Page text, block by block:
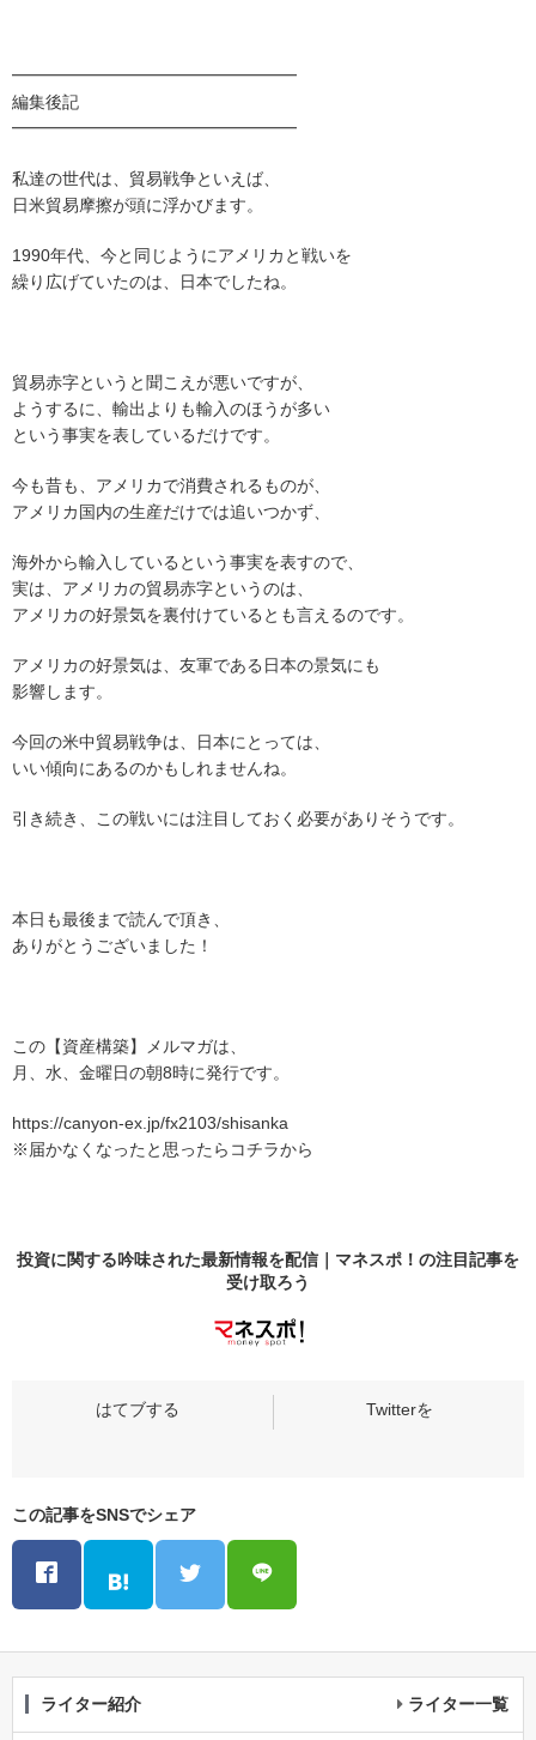
━━━━━━━━━━━━━━━━━
編集後記
━━━━━━━━━━━━━━━━━
私達の世代は、貿易戦争といえば、
日米貿易摩擦が頭に浮かびます。
1990年代、今と同じようにアメリカと戦いを
繰り広げていたのは、日本でしたね。
貿易赤字というと聞こえが悪いですが、
ようするに、輸出よりも輸入のほうが多い
という事実を表しているだけです。
今も昔も、アメリカで消費されるものが、
アメリカ国内の生産だけでは追いつかず、
海外から輸入しているという事実を表すので、
実は、アメリカの貿易赤字というのは、
アメリカの好景気を裏付けているとも言えるのです。
アメリカの好景気は、友軍である日本の景気にも
影響します。
今回の米中貿易戦争は、日本にとっては、
いい傾向にあるのかもしれませんね。
引き続き、この戦いには注目しておく必要がありそうです。
本日も最後まで読んで頂き、
ありがとうございました！
この【資産構築】メルマガは、
月、水、金曜日の朝8時に発行です。
https://canyon-ex.jp/fx2103/shisanka
※届かなくなったと思ったらコチラから
投資に関する吟味された最新情報を配信｜マネスポ！の注目記事を
受け取ろう
この記事をSNSでシェア
ライター紹介 ライター一覧